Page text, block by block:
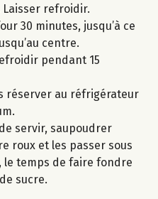
Laisser refroidir.
30 minutes, jusqu’à ce
centre.
pendant 15
réserver au réfrigérateur
servir, saupoudrer
roux et les passer sous
le temps de faire fondre
sucre.